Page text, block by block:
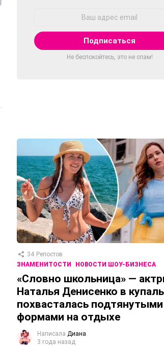
Не беспокойтесь, это не спам!
34 Репостов
ЗНАМЕНИТОСТИ
НОВОСТИ ШОУ-БИЗНЕСА
«Словно школьница» —
Наталья Денисенко в
похвасталась подтянутыми
формами на отдыхе
Написала Диана
3 года назад